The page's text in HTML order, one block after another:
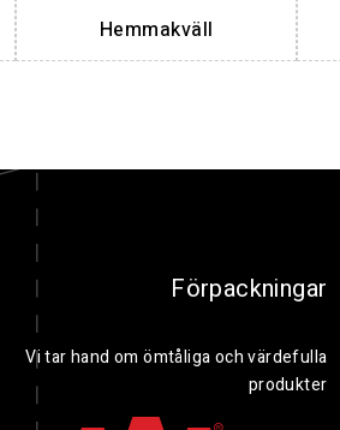
Hemmakväll
Förpackningar
Vi tar hand om ömtåliga och värdefulla
produkter